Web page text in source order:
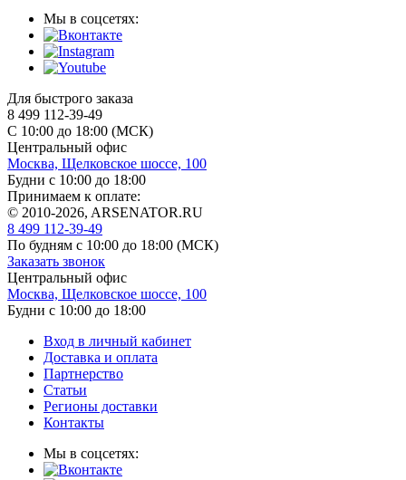
Мы в соцсетях:
Для быстрого заказа
8 499 112-39-49
С 10:00 до 18:00 (МСК)
Центральный офис
Москва, Щелковское шоссе, 100
Будни с 10:00 до 18:00
Принимаем к оплате:
© 2010-2026, ARSENATOR.RU
8 499 112-39-49
По будням с 10:00 до 18:00 (МСК)
Заказать звонок
Центральный офис
Москва, Щелковское шоссе, 100
Будни с 10:00 до 18:00
Вход в личный кабинет
Доставка и оплата
Партнерство
Статьи
Регионы доставки
Контакты
Мы в соцсетях: